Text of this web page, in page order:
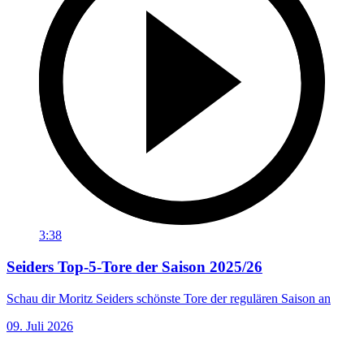
3:38
Seiders Top-5-Tore der Saison 2025/26
Schau dir Moritz Seiders schönste Tore der regulären Saison an
09. Juli 2026